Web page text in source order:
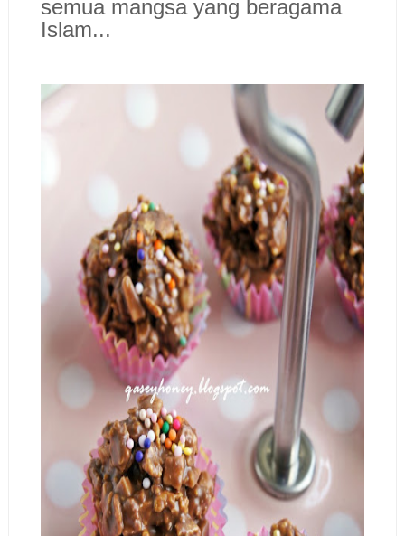
semua mangsa yang beragama
Islam...